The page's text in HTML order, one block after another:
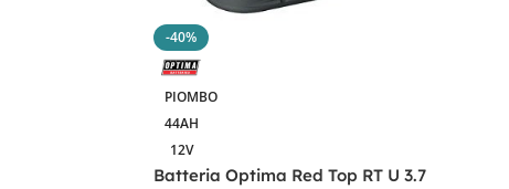
-40%
PIOMBO
44AH
12V
Batteria Optima Red Top RT U 3.7